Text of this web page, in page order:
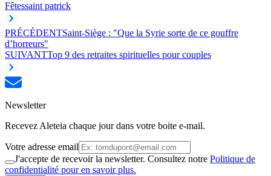
Fêtessaint patrick
PRÉCÉDENTSaint-Siège : "Que la Syrie sorte de ce gouffre
d’horreurs"
SUIVANTTop 9 des retraites spirituelles pour couples
Newsletter
Recevez Aleteia chaque jour dans votre boite e-mail.
Votre adresse email
J'accepte de recevoir la newsletter. Consultez notre Politique de
confidentialité pour en savoir plus.